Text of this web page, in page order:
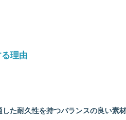
理由
た耐久性を持つバランスの良い素材